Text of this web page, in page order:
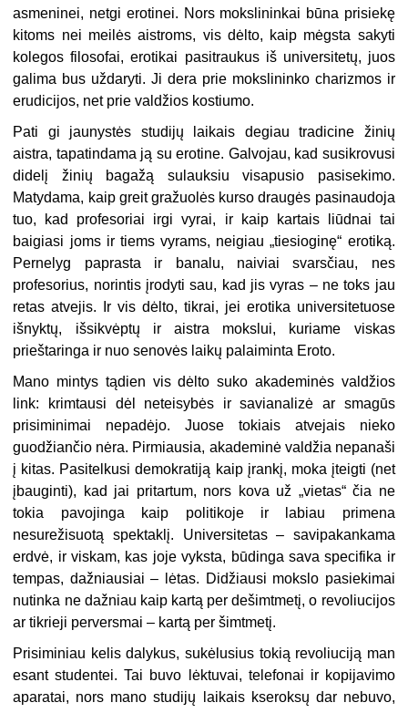
asmeninei, netgi erotinei. Nors mokslininkai būna prisiekę
kitoms nei meilės aistroms, vis dėlto, kaip mėgsta sakyti
kolegos filosofai, erotikai pasitraukus iš universitetų, juos
galima bus uždaryti. Ji dera prie mokslininko charizmos ir
erudicijos, net prie valdžios kostiumo.
Pati gi jaunystės studijų laikais degiau tradicine žinių
aistra, tapatindama ją su erotine. Galvojau, kad susikrovusi
didelį žinių bagažą sulauksiu visapusio pasisekimo.
Matydama, kaip greit gražuolės kurso draugės pasinaudoja
tuo, kad profesoriai irgi vyrai, ir kaip kartais liūdnai tai
baigiasi joms ir tiems vyrams, neigiau „tiesioginę“ erotiką.
Pernelyg paprasta ir banalu, naiviai svarsčiau, nes
profesorius, norintis įrodyti sau, kad jis vyras – ne toks jau
retas atvejis. Ir vis dėlto, tikrai, jei erotika universitetuose
išnyktų, išsikvėptų ir aistra mokslui, kuriame viskas
prieštaringa ir nuo senovės laikų palaiminta Eroto.
Mano mintys tądien vis dėlto suko akademinės valdžios
link: krimtausi dėl neteisybės ir savianalizė ar smagūs
prisiminimai nepadėjo. Juose tokiais atvejais nieko
guodžiančio nėra. Pirmiausia, akademinė valdžia nepanaši
į kitas. Pasitelkusi demokratiją kaip įrankį, moka įteigti (net
įbauginti), kad jai pritartum, nors kova už „vietas“ čia ne
tokia pavojinga kaip politikoje ir labiau primena
nesurežisuotą spektaklį. Universitetas – savipakankama
erdvė, ir viskam, kas joje vyksta, būdinga sava specifika ir
tempas, dažniausiai – lėtas. Didžiausi mokslo pasiekimai
nutinka ne dažniau kaip kartą per dešimtmetį, o revoliucijos
ar tikrieji perversmai – kartą per šimtmetį.
Prisiminiau kelis dalykus, sukėlusius tokią revoliuciją man
esant studentei. Tai buvo lėktuvai, telefonai ir kopijavimo
aparatai, nors mano studijų laikais kseroksų dar nebuvo,